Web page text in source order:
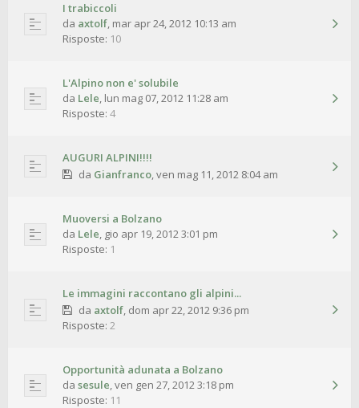
I trabiccoli
da axtolf, mar apr 24, 2012 10:13 am
Risposte: 10
L'Alpino non e' solubile
da Lele, lun mag 07, 2012 11:28 am
Risposte: 4
AUGURI ALPINI!!!!
da Gianfranco,ven mag 11, 2012 8:04 am
Muoversi a Bolzano
da Lele, gio apr 19, 2012 3:01 pm
Risposte: 1
Le immagini raccontano gli alpini...
da axtolf, dom apr 22, 2012 9:36 pm
Risposte: 2
Opportunità adunata a Bolzano
da sesule,ven gen 27, 2012 3:18 pm
Risposte: 11